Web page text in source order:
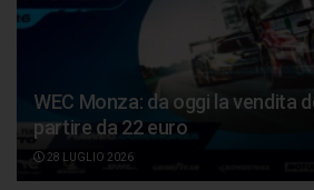
WEC Monza: da oggi la vendita
partire da 22 euro
28 LUGLIO 2026